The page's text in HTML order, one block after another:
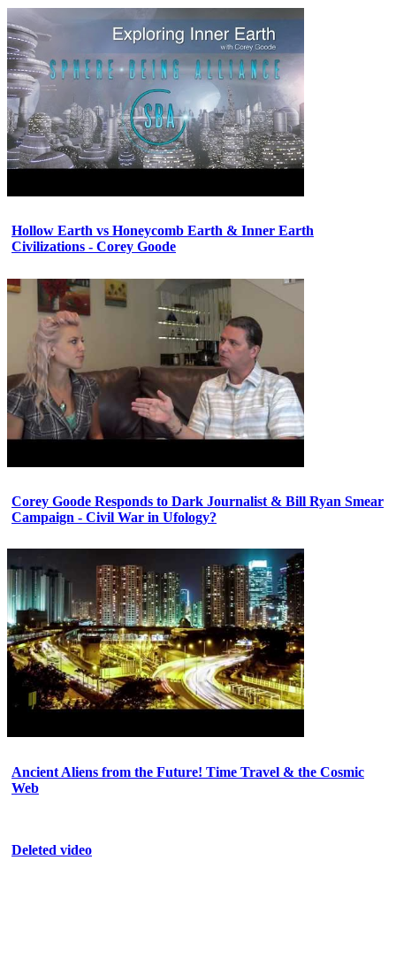
Hollow Earth vs Honeycomb Earth & Inner Earth
Civilizations - Corey Goode
Corey Goode Responds to Dark Journalist & Bill Ryan Smear
Campaign - Civil War in Ufology?
Ancient Aliens from the Future! Time Travel & the Cosmic
Web
Deleted video